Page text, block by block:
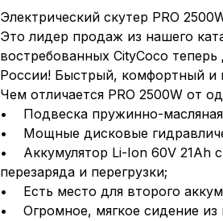
Электрический скутер PRO
Это лидер продаж из нашего
востребованных CityCoco теперь
России! Быстрый, комфортный и
Чем отличается PRO 2500W от
• Подвеска пружинно-
• Мощные дисковые
• Аккумулятор Li-Ion 60V 21Ah
перезаряда и перегрузки;
• Есть место для второго
• Огромное, мягкое сидение из